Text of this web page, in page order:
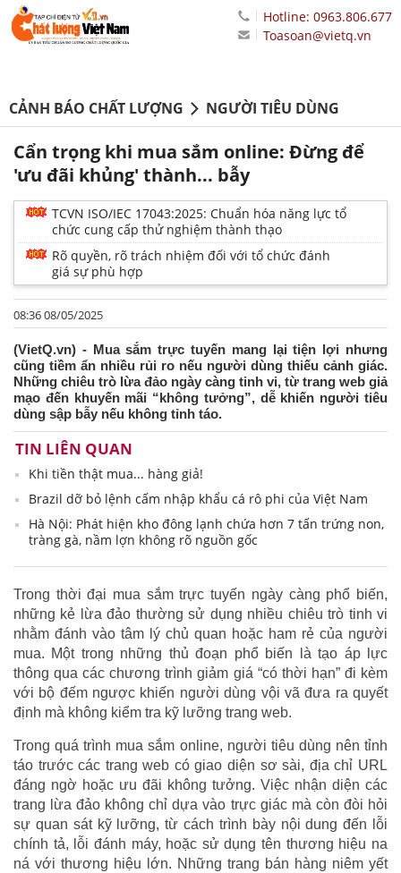
Hotline: 0963.806.677
Toasoan@vietq.vn
CẢNH BÁO CHẤT LƯỢNG NGƯỜI TIÊU DÙNG
Cẩn trọng khi mua sắm online: Đừng để
'ưu đãi khủng' thành... bẫy
TCVN ISO/IEC 17043:2025: Chuẩn hóa năng lực tổ
chức cung cấp thử nghiệm thành thạo
Rõ quyền, rõ trách nhiệm đối với tổ chức đánh
giá sự phù hợp
08:36 08/05/2025
(VietQ.vn) - Mua sắm trực tuyến mang lại tiện lợi nhưng
cũng tiềm ẩn nhiều rủi ro nếu người dùng thiếu cảnh giác.
Những chiêu trò lừa đảo ngày càng tinh vi, từ trang web giả
mạo đến khuyến mãi “không tưởng”, dễ khiến người tiêu
dùng sập bẫy nếu không tỉnh táo.
TIN LIÊN QUAN
Khi tiền thật mua... hàng giả!
Brazil dỡ bỏ lệnh cấm nhập khẩu cá rô phi của Việt Nam
Hà Nội: Phát hiện kho đông lạnh chứa hơn 7 tấn trứng non,
tràng gà, nầm lợn không rõ nguồn gốc
Trong thời đại mua sắm trực tuyến ngày càng phổ biến,
những kẻ lừa đảo thường sử dụng nhiều chiêu trò tinh vi
nhằm đánh vào tâm lý chủ quan hoặc ham rẻ của người
mua. Một trong những thủ đoạn phổ biến là tạo áp lực
thông qua các chương trình giảm giá “có thời hạn” đi kèm
với bộ đếm ngược khiến người dùng vội vã đưa ra quyết
định mà không kiểm tra kỹ lưỡng trang web.
Trong quá trình mua sắm online, người tiêu dùng nên tỉnh
táo trước các trang web có giao diện sơ sài, địa chỉ URL
đáng ngờ hoặc ưu đãi không tưởng. Việc nhận diện các
trang lừa đảo không chỉ dựa vào trực giác mà còn đòi hỏi
sự quan sát kỹ lưỡng, từ cách trình bày nội dung đến lỗi
chính tả, lỗi đánh máy, hoặc sử dụng tên thương hiệu na
ná với thương hiệu lớn. Những trang bán hàng niêm yết